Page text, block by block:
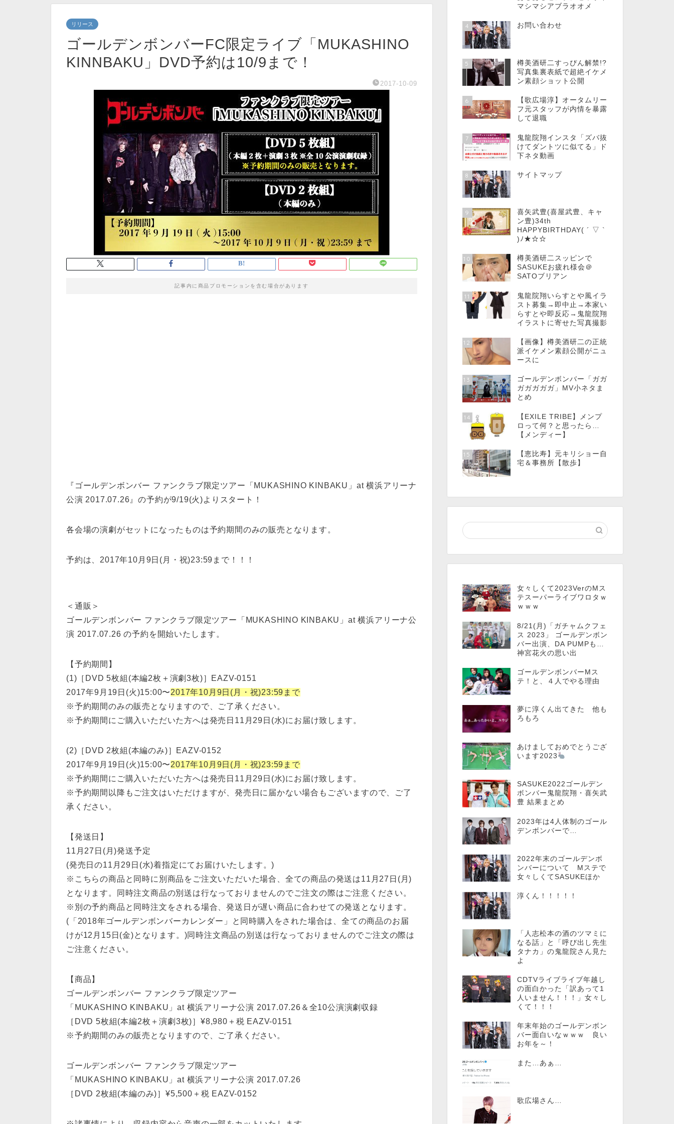
リリース
ゴールデンボンバーFC限定ライブ「MUKASHINO
KINNBAKU」DVD予約は10/9まで！
2017-10-09
記事内に商品プロモーションを含む場合があります
『ゴールデンボンバー ファンクラブ限定ツアー「MUKASHINO KINBAKU」at 横浜アリーナ
公演 2017.07.26』の予約が9/19(火)よりスタート！
各会場の演劇がセットになったものは予約期間のみの販売となります。
予約は、2017年10月9日(月・祝)23:59まで！！！
＜通販＞
ゴールデンボンバー ファンクラブ限定ツアー「MUKASHINO KINBAKU」at 横浜アリーナ公
演 2017.07.26 の予約を開始いたします。
【予約期間】
(1)［DVD 5枚組(本編2枚＋演劇3枚)］EAZV-0151
2017年9月19日(火)15:00〜2017年10月9日(月・祝)23:59まで
※予約期間のみの販売となりますので、ご了承ください。
※予約期間にご購入いただいた方へは発売日11月29日(水)にお届け致します。
(2)［DVD 2枚組(本編のみ)］EAZV-0152
2017年9月19日(火)15:00〜2017年10月9日(月・祝)23:59まで
※予約期間にご購入いただいた方へは発売日11月29日(水)にお届け致します。
※予約期間以降もご注文はいただけますが、発売日に届かない場合もございますので、ご了
承ください。
【発送日】
11月27日(月)発送予定
(発売日の11月29日(水)着指定にてお届けいたします。)
※こちらの商品と同時に別商品をご注文いただいた場合、全ての商品の発送は11月27日(月)
となります。同時注文商品の別送は行なっておりませんのでご注文の際はご注意ください。
※別の予約商品と同時注文をされる場合、発送日が遅い商品に合わせての発送となります。
(「2018年ゴールデンボンバーカレンダー」と同時購入をされた場合は、全ての商品のお届
けが12月15日(金)となります。)同時注文商品の別送は行なっておりませんのでご注文の際は
ご注意ください。
【商品】
ゴールデンボンバー ファンクラブ限定ツアー
「MUKASHINO KINBAKU」at 横浜アリーナ公演 2017.07.26＆全10公演演劇収録
［DVD 5枚組(本編2枚＋演劇3枚)］¥8,980＋税 EAZV-0151
※予約期間のみの販売となりますので、ご了承ください。
ゴールデンボンバー ファンクラブ限定ツアー
「MUKASHINO KINBAKU」at 横浜アリーナ公演 2017.07.26
［DVD 2枚組(本編のみ)］¥5,500＋税 EAZV-0152
マシマシアブラオオメ
4 お問い合わせ
5
樽美酒研二すっぴん解禁!?
写真集裏表紙で超絶イケメ
ン素顔ショット公開
6
【歌広場淳】オータムリー
フ元スタッフが内情を暴露
して退職
7
鬼龍院翔インスタ「ズバ抜
けてダントツに似てる」ド
下ネタ動画
8 サイトマップ
9
喜矢武豊(喜屋武豊、キャ
ン豊)34th
HAPPYBIRTHDAY( ´ ▽ `
)ﾉ★☆☆
10
樽美酒研二スッピンで
SASUKEお疲れ様会＠
SATOブリアン
11
鬼龍院翔いらすとや風イラ
スト募集→即中止→本家い
らすとや即反応→鬼龍院翔
イラストに寄せた写真撮影
12
【画像】樽美酒研二の正統
派イケメン素顔公開がニュ
ースに
13
ゴールデンボンバー「ガガ
ガガガガガ」MV小ネタま
とめ
14
【EXILE TRIBE】メンプ
ロって何？と思ったら…
【メンディー】
15
【恵比寿】元キリショー自
宅＆事務所【散歩】
女々しくて2023VerのMス
テスーパーライブワロタｗ
ｗｗｗ
8/21(月)「ガチャムクフェ
ス 2023」 ゴールデンボン
バー出演、DA PUMPも…
神宮花火の思い出
ゴールデンボンバーMス
テ！と、４人でやる理由
夢に淳くん出てきた 他も
ろもろ
あけましておめでとうござ
います2023
SASUKE2022ゴールデン
ボンバー鬼龍院翔・喜矢武
豊 結果まとめ
2023年は4人体制のゴール
デンボンバーで…
2022年末のゴールデンボ
ンバーについて Mステで
女々しくてSASUKEほか
淳くん！！！！！
「人志松本の酒のツマミに
なる話」と「呼び出し先生
タナカ」の鬼龍院さん見た
よ
CDTVライブライブ年越し
の面白かった「訳あって1
人いません！！！」女々し
くて！！！
年末年始のゴールデンボン
バー面白いなｗｗｗ 良い
お年を～！
また…あぁ…
歌広場さん…